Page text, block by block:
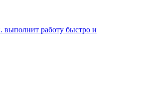
выполнит работу быстро и